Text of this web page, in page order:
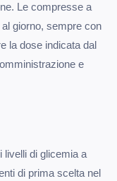
Le compresse a
giorno, sempre con
la dose indicata dal
e
livelli di glicemia a
di prima scelta nel